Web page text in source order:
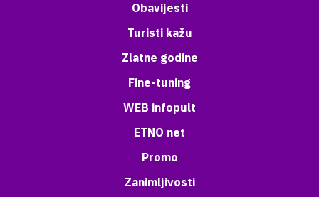
Obavijesti
Turisti kažu
Zlatne godine
Fine-tuning
WEB infopult
ETNO net
Promo
Zanimljivosti